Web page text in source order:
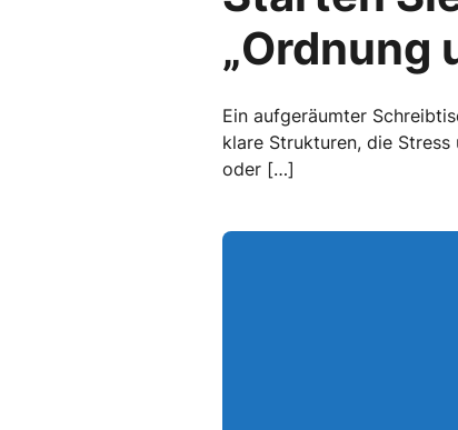
„Ordnung
Ein aufgeräumter
klare Strukturen, die
oder […]